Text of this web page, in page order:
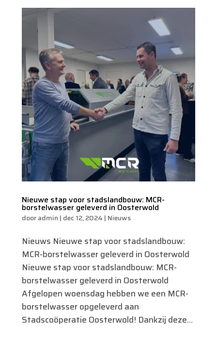
Nieuwe stap voor stadslandbouw: MCR-
borstelwasser geleverd in Oosterwold
dooradmin | dec 12, 2024 | Nieuws
Nieuws Nieuwe stap voor stadslandbouw:
MCR-borstelwasser geleverd in Oosterwold
Nieuwe stap voor stadslandbouw: MCR-
borstelwasser geleverd in Oosterwold
Afgelopen woensdag hebben we een MCR-
borstelwasser opgeleverd aan
Stadscoöperatie Oosterwold! Dankzij deze...